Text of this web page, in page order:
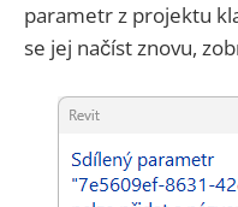
parametr z projektu
se jej načíst znovu,